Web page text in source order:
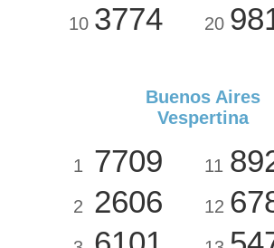
10 3774 20
Buenos Aires
Vespertina
1 7709
2 2606
11
12